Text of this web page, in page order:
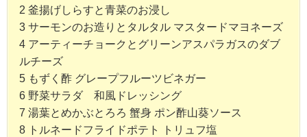
2 釜揚げしらすと青菜のお浸し
3 サーモンのお造りとタルタル マスタードマヨネーズ
4 アーティーチョークとグリーンアスパラガスのダブ
ルチーズ
5 もずく酢 グレープフルーツビネガー
6 野菜サラダ 和風ドレッシング
7 湯葉とめかぶとろろ 蟹身 ポン酢山葵ソース
8 トルネードフライドポテト トリュフ塩